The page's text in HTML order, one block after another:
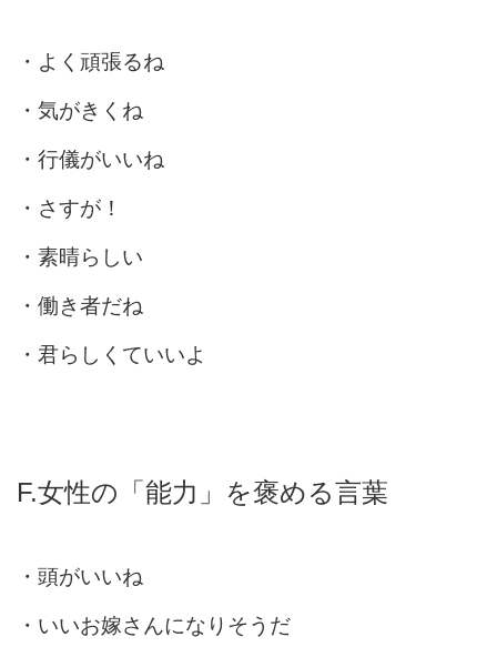
・よく頑張るね
・気がきくね
・行儀がいいね
・さすが！
・素晴らしい
・働き者だね
・君らしくていいよ
F.女性の「能力」を褒める言葉
・頭がいいね
・いいお嫁さんになりそうだ